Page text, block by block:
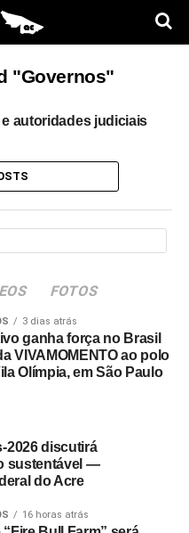
"Governos"
autoridades judiciais
FOTOS
3 dias atrás
ganha força no Brasil
VIVAMOMENTO ao polo
Olímpia, em São Paulo
2026 discutirá
sustentável —
do Acre
16 horas atrás